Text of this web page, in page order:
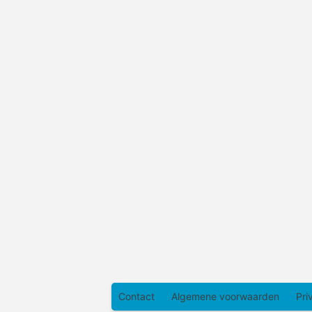
Contact Algemene voorwaarden